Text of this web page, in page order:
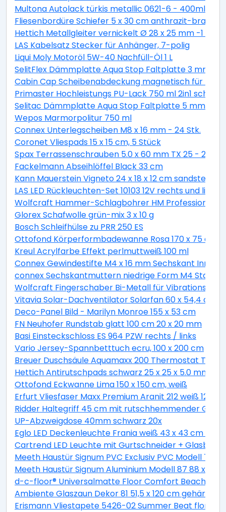
Multona Autolack türkis metallic 0621-6 - 400ml
Fliesenbordüre Schiefer 5 x 30 cm anthrazit-braun
Hettich Metallgleiter vernickelt Ø 28 x 25 mm -1
LAS Kabelsatz Stecker für Anhänger, 7-polig
Liqui Moly Motoröl 5W-40 Nachfüll-Öl 1 L
SelitFlex Dämmplatte Aqua Stop Faltplatte 3 mm
Cabin Cap Scheibenabdeckung magnetisch für
Primaster Hochleistungs PU-Lack 750 ml 2in1
Selitac Dämmplatte Aqua Stop Faltplatte 5 mm
Wepos Marmorpolitur 750 ml
Connex Unterlegscheiben M8 x 16 mm - 24 Stk.
Coronet Vliespads 15 x 15 cm, 5 Stück
Spax Terrassenschrauben 5.0 x 60 mm TX 25 - 200
Fackelmann Abseihlöffel Black 33 cm
Kann Mauerstein Vigneto 24 x 18 x 12 cm
LAS LED Rückleuchten-Set 10103 12V rechts und links
Wolfcraft Hammer-Schlagbohrer HM Professional
Glorex Schafwolle grün-mix 3 x 10 g
Bosch Schleifhülse zu PRR 250 ES
Ottofond Körperformbadewanne Rosa 170 x 75 cm,
Kreul Acrylfarbe Effekt perlmuttweiß 100 ml
Connex Gewindestifte M4 x 16 mm Sechskant Innen
connex Sechskantmuttern niedrige Form M4 Stahl
Wolfcraft Fingerschaber Bi-Metall für
Vitavia Solar-Dachventilator Solarfan 60 x 54,4 cm
Deco-Panel Bild - Marilyn Monroe 155 x 53 cm
FN Neuhofer Rundstab glatt 100 cm 20 x 20 mm
Basi Einsteckschloss ES 964 PZW rechts / links
Vario Jersey-Spannbetttuch ecru, 100 x 200 cm
Breuer Duschsäule Aquamaxx 200 Thermostat
Hettich Antirutschpads schwarz 25 x 25 x 5.0 mm -
Ottofond Eckwanne Lima 150 x 150 cm, weiß
Erfurt Vliesfaser Maxx Premium Aranit 212 weiß 12,5 x
Ridder Haltegriff 45 cm mit rutschhemmender
UP-Abzweigdose 40mm schwarz 20x
Eglo LED Deckenleuchte Frania weiß 43 x 43 cm
Cartrend LED Leuchte mit Gurtschneider +
Meeth Haustür Signum PVC Exclusiv PVC Modell 70
Meeth Haustür Signum Aluminium Modell 87 88 x 200
d-c-floor® Universalmatte Floor Comfort
Ambiente Glaszaun Dekor 81 51,5 x 120 cm
Erismann Vliestapete 5426-02 Summer Beat floral